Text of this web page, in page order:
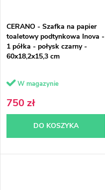
CERANO - Szafka na papier
toaletowy podtynkowa Inova -
1 półka - połysk czarny -
60x18,2x15,3 cm
W magazynie
750 zł
DO KOSZYKA